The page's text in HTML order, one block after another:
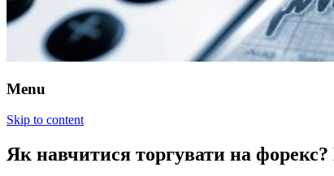
Menu
Skip to content
Як навчитися торгувати на